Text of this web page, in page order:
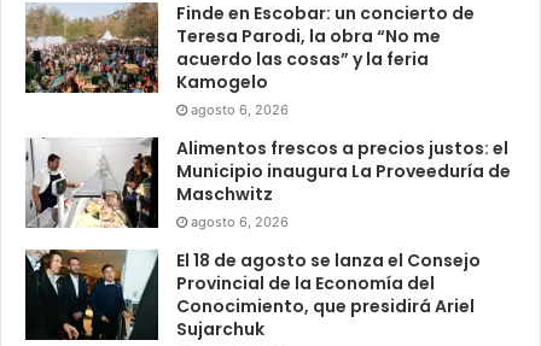
Finde en Escobar: un concierto de
Teresa Parodi, la obra “No me
acuerdo las cosas” y la feria
Kamogelo
agosto 6, 2026
Alimentos frescos a precios justos: el
Municipio inaugura La Proveeduría de
Maschwitz
agosto 6, 2026
El 18 de agosto se lanza el Consejo
Provincial de la Economía del
Conocimiento, que presidirá Ariel
Sujarchuk